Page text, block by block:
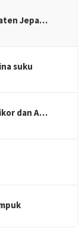
Jepa…
suku
dan A…